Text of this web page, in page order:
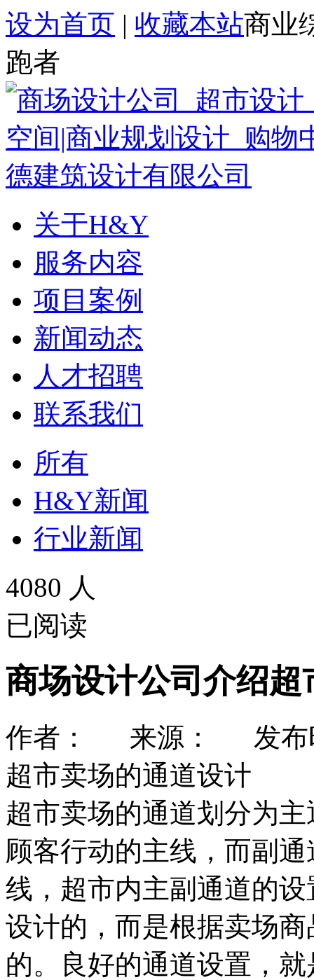
设为首页 | 收藏本站商业
跑者
关于H&Y
服务内容
项目案例
新闻动态
人才招聘
联系我们
所有
H&Y新闻
行业新闻
4080 人
已阅读
商场设计公司介绍超
作者： 来源： 发布时
超市卖场的通道设计
超市卖场的通道划分为
顾客行动的主线，而副
线，超市内主副通道的
设计的，而是根据卖场
的。良好的通道设置，